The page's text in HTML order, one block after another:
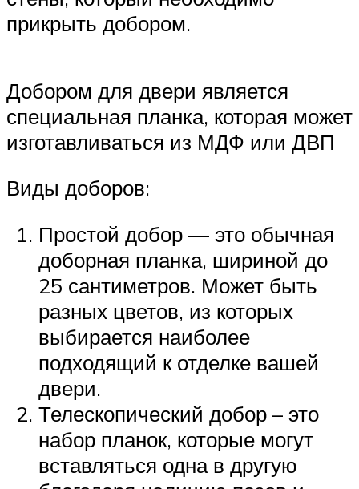
прикрыть добором.
Добором для двери является
специальная планка, которая может
изготавливаться из МДФ или ДВП
Виды доборов:
Простой добор — это обычная
доборная планка, шириной до
25 сантиметров. Может быть
разных цветов, из которых
выбирается наиболее
подходящий к отделке вашей
двери.
Телескопический добор – это
набор планок, которые могут
вставляться одна в другую